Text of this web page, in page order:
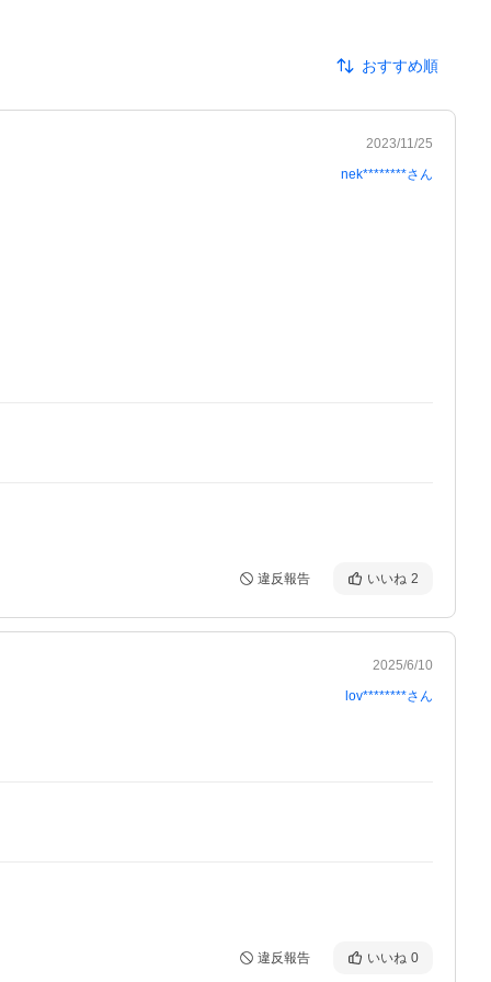
おすすめ順
2023/11/25
nek********さん
違反報告 いいね 2
2025/6/10
lov********さん
違反報告 いいね 0